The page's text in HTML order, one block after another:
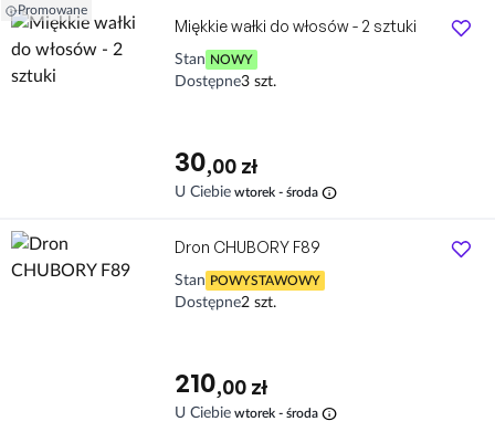
Promowane
Miękkie wałki do włosów - 2 sztuki
Stan NOWY
Dostępne3 szt.
30,00 zł
U Ciebie wtorek - środa info
Dron CHUBORY F89
Stan POWYSTAWOWY
Dostępne2 szt.
210,00 zł
U Ciebie wtorek - środa info